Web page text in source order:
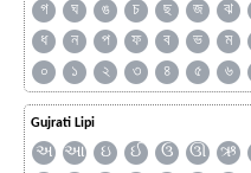
গ
ঘ ঙ চ ছ জ ঝ
ধ
ন প ফ ব ভ ম
০
১ ২ ৩ ৪ ৫ ৬
Gujrati Lipi
અ આ ઇ ઈ ઉ ઊ ઋ